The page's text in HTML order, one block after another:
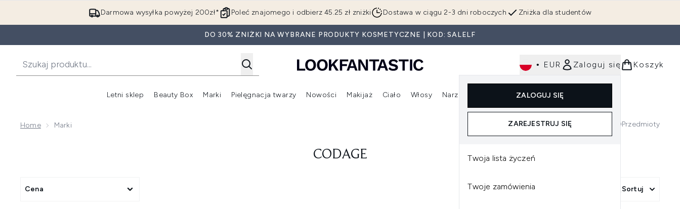
Przejdź do głównej treści
Darmowa wysyłka powyżej 200zł* Zniżka dla studentów
Poleć znajomego i odbierz 45.25 zł zniżki Dostawa w ciągu 2-3 dni roboczych
DO 30% ZNIŻKI NA WYBRANE PRODUKTY KOSMETYCZNE | KOD: SALELF
• EUR Zaloguj się
ZALOGUJ SIĘ
ZAREJESTRUJ SIĘ
Twoja lista życzeń
Twoje zamówienia
Koszyk
Letni sklep Beauty Box
Wejdź do podmenu (Beauty Box)
Marki
Wejdź do podmenu (Marki)
Pielęgnacja twarzy
Wejdź do podmenu (Pielęgnacja twarzy)
Nowości
Wejdź do podmenu (Nowości)
Makijaż
Wejdź do podmenu (Makijaż)
Ciało Włosy
Wejdź do podmenu (Włosy)
Narzędzia
Wejdź do podmenu (Narzędzia)
Dla mężczyzn
Home Marki 0Przedmioty
CODAGE
Cena Sortuj